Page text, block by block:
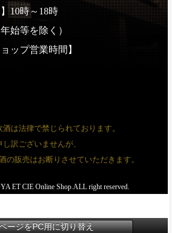
10時～18時
始等を除く）
ップ営業時間】
は法律で禁じられております。
し訳ございませんが、
の販売はお断りさせていただきます。
ET CIE Online Shop.ALL right reserved.
ージをPC用に切り替え